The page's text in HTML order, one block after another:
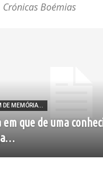
Crónicas Boémias
DE MEMÓRIA...
em que de uma